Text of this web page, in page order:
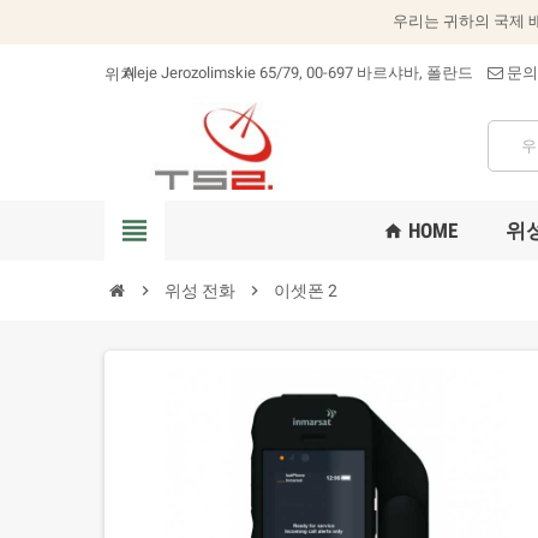
우리는 귀하의 국제
위치_on
Aleje Jerozolimskie 65/79, 00-697 바르샤바, 폴란드 문
view_headline home HOME 위
chevron_right 위성 전화 chevron_right 이셋폰 2